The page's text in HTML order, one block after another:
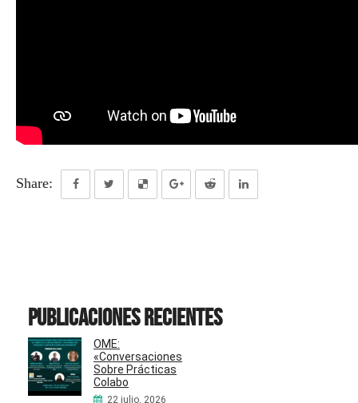
Share:
Publicaciones recientes
OME:
«Conversaciones
Sobre Prácticas
Colabo
22 julio, 2026